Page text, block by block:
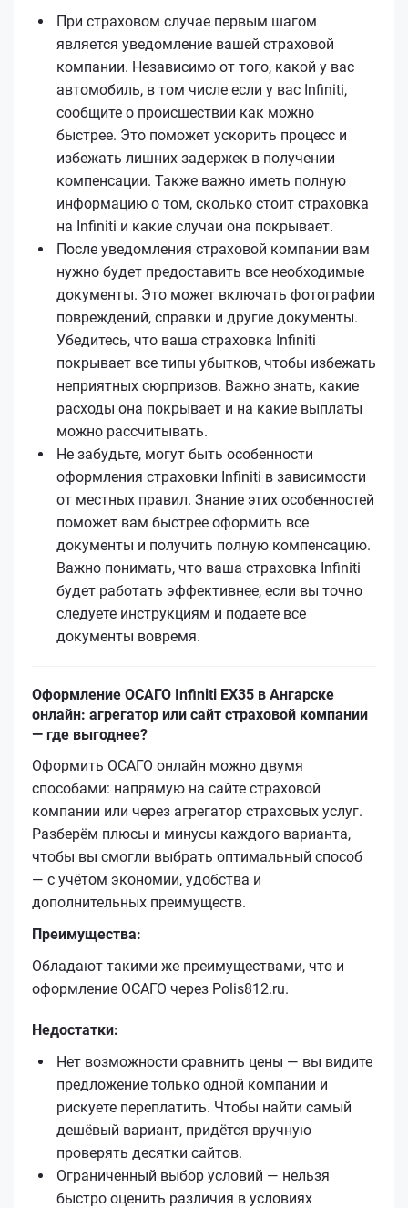
При страховом случае первым шагом
является уведомление вашей страховой
компании. Независимо от того, какой у вас
автомобиль, в том числе если у вас Infiniti,
сообщите о происшествии как можно
быстрее. Это поможет ускорить процесс и
избежать лишних задержек в получении
компенсации. Также важно иметь полную
информацию о том, сколько стоит страховка
на Infiniti и какие случаи она покрывает.
После уведомления страховой компании вам
нужно будет предоставить все необходимые
документы. Это может включать фотографии
повреждений, справки и другие документы.
Убедитесь, что ваша страховка Infiniti
покрывает все типы убытков, чтобы избежать
неприятных сюрпризов. Важно знать, какие
расходы она покрывает и на какие выплаты
можно рассчитывать.
Не забудьте, могут быть особенности
оформления страховки Infiniti в зависимости
от местных правил. Знание этих особенностей
поможет вам быстрее оформить все
документы и получить полную компенсацию.
Важно понимать, что ваша страховка Infiniti
будет работать эффективнее, если вы точно
следуете инструкциям и подаете все
документы вовремя.
Оформление ОСАГО Infiniti EX35 в Ангарске
онлайн: агрегатор или сайт страховой компании
— где выгоднее?
Оформить ОСАГО онлайн можно двумя
способами: напрямую на сайте страховой
компании или через агрегатор страховых услуг.
Разберём плюсы и минусы каждого варианта,
чтобы вы смогли выбрать оптимальный способ
— с учётом экономии, удобства и
дополнительных преимуществ.
Преимущества:
Обладают такими же преимуществами, что и
оформление ОСАГО через Polis812.ru.
Недостатки:
Нет возможности сравнить цены — вы видите
предложение только одной компании и
рискуете переплатить. Чтобы найти самый
дешёвый вариант, придётся вручную
проверять десятки сайтов.
Ограниченный выбор условий — нельзя
быстро оценить различия в условиях